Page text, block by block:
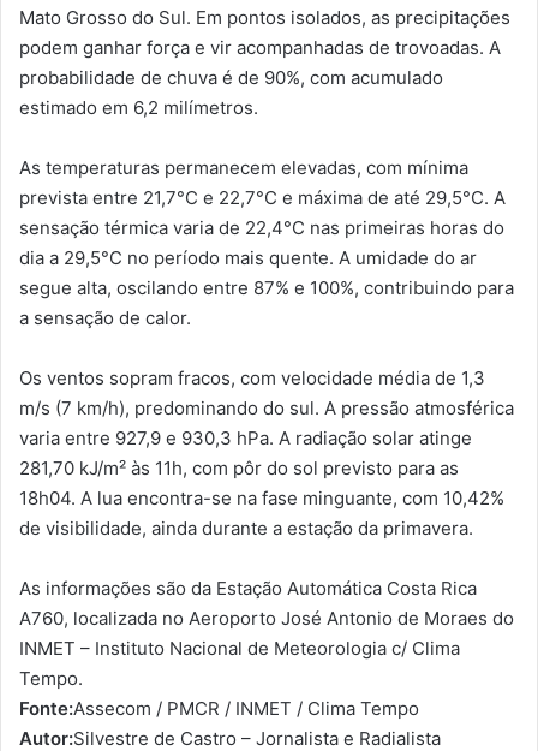
Mato Grosso do Sul. Em pontos isolados, as precipitações
podem ganhar força e vir acompanhadas de trovoadas. A
probabilidade de chuva é de 90%, com acumulado
estimado em 6,2 milímetros.
As temperaturas permanecem elevadas, com mínima
prevista entre 21,7°C e 22,7°C e máxima de até 29,5°C. A
sensação térmica varia de 22,4°C nas primeiras horas do
dia a 29,5°C no período mais quente. A umidade do ar
segue alta, oscilando entre 87% e 100%, contribuindo para
a sensação de calor.
Os ventos sopram fracos, com velocidade média de 1,3
m/s (7 km/h), predominando do sul. A pressão atmosférica
varia entre 927,9 e 930,3 hPa. A radiação solar atinge
281,70 kJ/m² às 11h, com pôr do sol previsto para as
18h04. A lua encontra-se na fase minguante, com 10,42%
de visibilidade, ainda durante a estação da primavera.
As informações são da Estação Automática Costa Rica
A760, localizada no Aeroporto José Antonio de Moraes do
INMET – Instituto Nacional de Meteorologia c/ Clima
Tempo.
Fonte:Assecom / PMCR / INMET / Clima Tempo
Autor:Silvestre de Castro – Jornalista e Radialista